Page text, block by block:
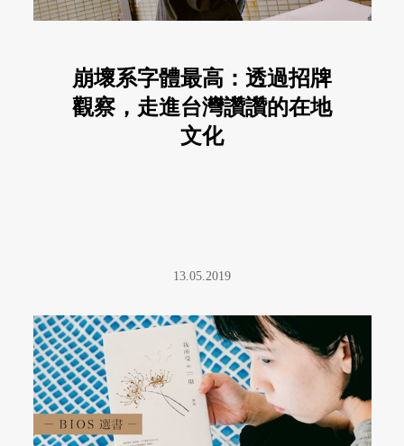
崩壞系字體最高：透過招牌
觀察，走進台灣讚讚的在地
文化
13.05.2019